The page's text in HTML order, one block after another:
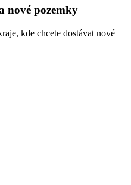
nové pozemky
kde chcete dostávat nové